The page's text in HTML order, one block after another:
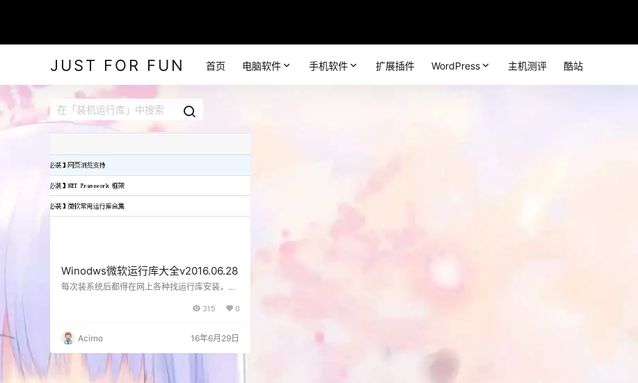
JUST FOR FUN 首页 电脑软件 手机软件 扩展插件 WordPress 主机测评 酷站
Winodws微软运行库大全v2016.06.28
每次装系统后都得在网上各种找运行库安装，不
会忘记几个。这次网友 @潘中医 收集例如微软
找的麻烦。 一、微软运行库 1.【必装】微软常用
运行库合集 2.【必装】NET Framework 框架 3.
【必装】网页浏览支持 二、游戏运行库 1.【必
装】DirectX 2.【必装】本地游戏专用 3.【选
装】网页游戏专用 4…
315 0
Acirno 16年6月29日